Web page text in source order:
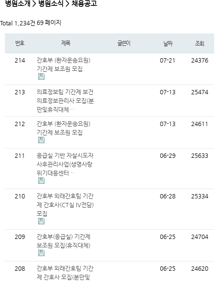
병원소개 > 병원소식 > 채용공고
Total 1,234건 69 페이지
번호 제목 글쓴이 날짜 조회
214
간호부 (환자운송요원)
기간제 보조원 모집
07-21 24376
213
의료정보팀 기간제 보건
의료정보관리사 모집(분
만및휴직대체…
07-13 25474
212
간호부 (환자운송요원)
기간제 보조원 모집
07-13 24611
211
응급실 기반 자살시도자
사후관리사업(생명사랑
위기대응센터…
06-29 25633
210
간호부 외래간호팀 기간
제 간호사(CT실 IV전담)
모집
06-28 25334
209
간호부(응급실) 기간제
보조원 모집(휴직대체)
06-25 24704
208
간호부 외래간호팀 기간
제 간호사 모집(분만및
06-25 24620